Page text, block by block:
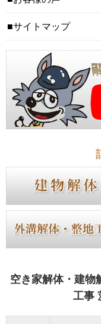
サイトマップ
空き家解体・建物
工事